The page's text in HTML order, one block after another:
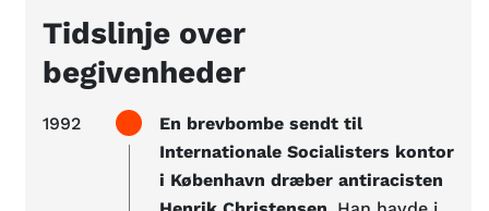
Tidslinje over
begivenheder
1992
En brevbombe sendt til
Internationale Socialisters kontor
i København dræber antiracisten